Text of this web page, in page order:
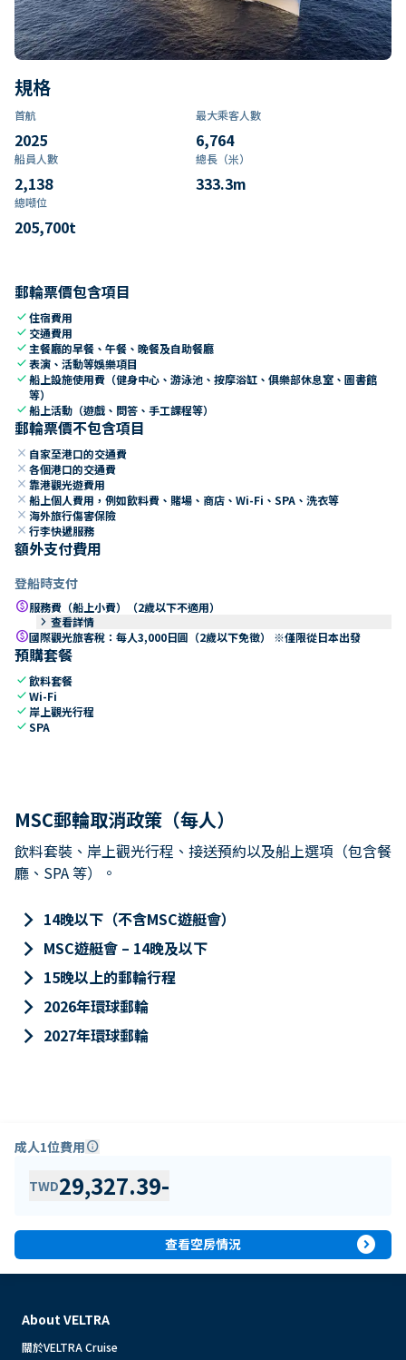
規格
首航
2025
最大乘客人數
6,764
船員人數
2,138
總長（米）
333.3m
總噸位
205,700t
郵輪票價包含項目
check住宿費用
check 交通費用
check 主餐廳的早餐、午餐、晚餐及自助餐廳
check表演、活動等娛樂項目
check船上設施使用費（健身中心、游泳池、按摩浴缸、俱樂部休息室、圖書館
等）
check船上活動（遊戲、問答、手工課程等）
郵輪票價不包含項目
close 自家至港口的交通費
close 各個港口的交通費
close 靠港觀光遊費用
close 船上個人費用，例如飲料費、賭場、商店、Wi-Fi、SPA、洗衣等
close 海外旅行傷害保險
close 行李快遞服務
額外支付費用
登船時支付
paid服務費（船上小費）（2歲以下不適用）
keyboard_arrow_right 查看詳情
paid國際觀光旅客稅：每人3,000日圓（2歲以下免徵） ※僅限從日本出發
預購套餐
check飲料套餐
checkWi-Fi
check 岸上觀光行程
checkSPA
MSC郵輪取消政策（每人）
飲料套裝、岸上觀光行程、接送預約以及船上選項（包含餐
廳、SPA 等）。
keyboard_arrow_right 14晚以下（不含MSC遊艇會）
keyboard_arrow_right MSC遊艇會 – 14晚及以下
keyboard_arrow_right 15晚以上的郵輪行程
keyboard_arrow_right 2026年環球郵輪
keyboard_arrow_right 2027年環球郵輪
成人1位費用info
TWD29,327.39-
查看空房情況 expand_circle_right
About VELTRA
關於VELTRA Cruise